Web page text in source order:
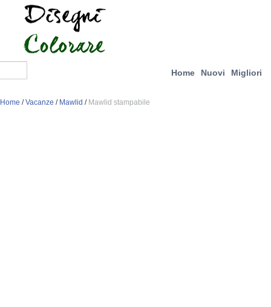
Home Nuovi Migliori
Home /Vacanze / Mawlid / Mawlid stampabile